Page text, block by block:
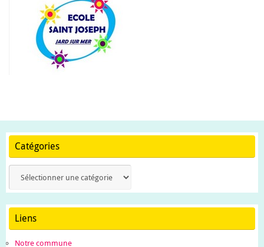
Catégories
Liens
Notre commune